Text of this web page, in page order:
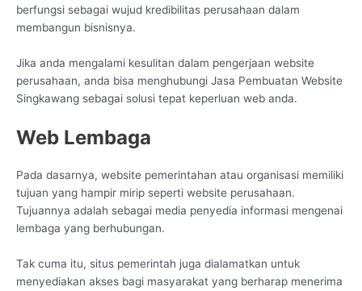
berfungsi sebagai wujud kredibilitas perusahaan dalam
membangun bisnisnya.
Jika anda mengalami kesulitan dalam pengerjaan website
perusahaan, anda bisa menghubungi Jasa Pembuatan Website
Singkawang sebagai solusi tepat keperluan web anda.
Web Lembaga
Pada dasarnya, website pemerintahan atau organisasi memiliki
tujuan yang hampir mirip seperti website perusahaan.
Tujuannya adalah sebagai media penyedia informasi mengenai
lembaga yang berhubungan.
Tak cuma itu, situs pemerintah juga dialamatkan untuk
menyediakan akses bagi masyarakat yang berharap menerima